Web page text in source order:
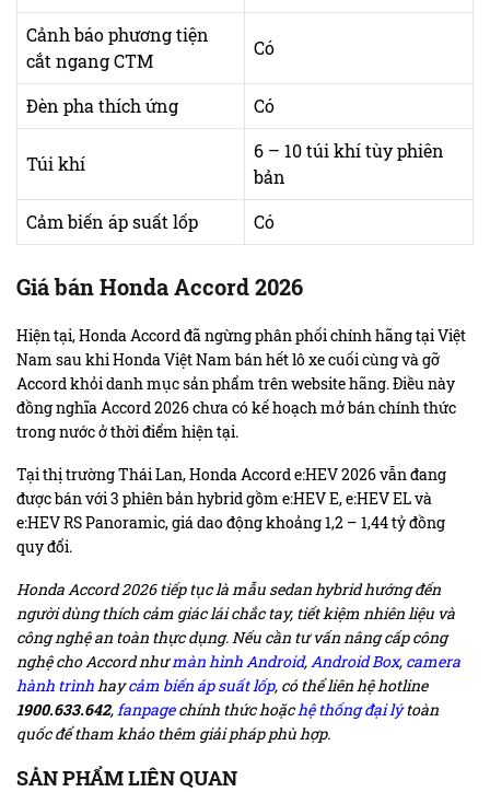
Cảnh báo phương tiện
cắt ngang CTM
Có
Đèn pha thích ứng Có
Túi khí
6 – 10 túi khí tùy phiên
bản
Cảm biến áp suất lốp
Có
Giá bán Honda Accord 2026
Hiện tại, Honda Accord đã ngừng phân phối chính hãng tại Việt
Nam sau khi Honda Việt Nam bán hết lô xe cuối cùng và gỡ
Accord khỏi danh mục sản phẩm trên website hãng. Điều này
đồng nghĩa Accord 2026 chưa có kế hoạch mở bán chính thức
trong nước ở thời điểm hiện tại.
Tại thị trường Thái Lan, Honda Accord e:HEV 2026 vẫn đang
được bán với 3 phiên bản hybrid gồm e:HEV E, e:HEV EL và
e:HEV RS Panoramic, giá dao động khoảng 1,2 – 1,44 tỷ đồng
quy đổi.
Honda Accord 2026 tiếp tục là mẫu sedan hybrid hướng đến
người dùng thích cảm giác lái chắc tay, tiết kiệm nhiên liệu và
công nghệ an toàn thực dụng. Nếu cần tư vấn nâng cấp công
nghệ cho Accord nhưmàn hình Android,Android Box, camera
hành trìnhhaycảm biến áp suất lốp, có thể liên hệ hotline
1900.633.642,fanpagechính thức hoặchệ thống đại lýtoàn
quốc để tham khảo thêm giải pháp phù hợp.
SẢN PHẨM LIÊN QUAN